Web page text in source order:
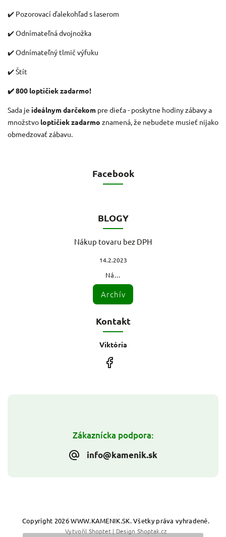
✔️ Pozorovací ďalekohľad s laserom
✔️ Odnímateľná dvojnožka
✔️ Odnímateľný tlmič výfuku
✔️ Štít
✔️ 800 loptičiek zadarmo!
Sada je ideálnym darčekom pre dieťa - poskytne hodiny zábavy a
množstvo loptičiek zadarmo znamená, že nebudete musieť nijako
obmedzovať zábavu.
Zákaznícka podpora:
info@kamenik.sk
Facebook
BLOGY
Nákup tovaru bez DPH
14.2.2023
Ná...
Archív
Kontakt
Viktória
Copyright 2026WWW.KAMENIK.SK. Všetky práva vyhradené.
Vytvořil Shoptet| Design Shoptak.cz